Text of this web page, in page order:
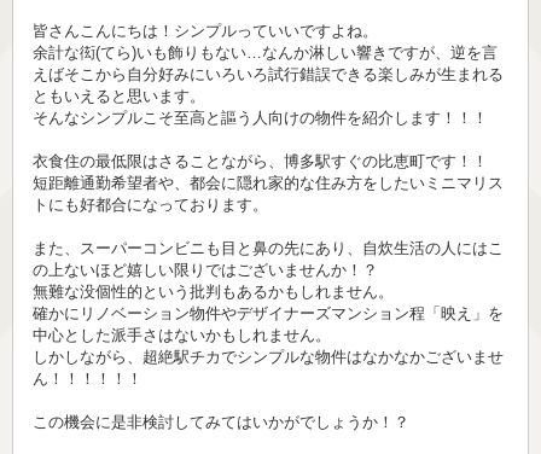
皆さんこんにちは！シンプルっていいですよね。
余計な衒(てら)いも飾りもない…なんか淋しい響きですが、逆を言
えばそこから自分好みにいろいろ試行錯誤できる楽しみが生まれる
ともいえると思います。
そんなシンプルこそ至高と謳う人向けの物件を紹介します！！！
衣食住の最低限はさることながら、博多駅すぐの比恵町です！！
短距離通勤希望者や、都会に隠れ家的な住み方をしたいミニマリス
トにも好都合になっております。
また、スーパーコンビニも目と鼻の先にあり、自炊生活の人にはこ
の上ないほど嬉しい限りではございませんか！？
無難な没個性的という批判もあるかもしれません。
確かにリノベーション物件やデザイナーズマンション程「映え」を
中心とした派手さはないかもしれません。
しかしながら、超絶駅チカでシンプルな物件はなかなかございませ
ん！！！！！！
この機会に是非検討してみてはいかがでしょうか！？